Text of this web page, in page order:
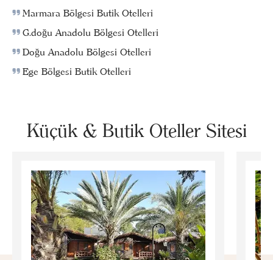
Marmara Bölgesi Butik Otelleri
G.doğu Anadolu Bölgesi Otelleri
Doğu Anadolu Bölgesi Otelleri
Ege Bölgesi Butik Otelleri
Küçük & Butik Oteller Sitesi